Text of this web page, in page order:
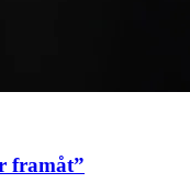
framåt”